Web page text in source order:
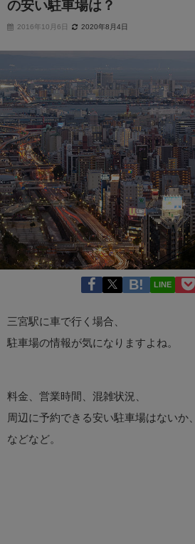
の安い駐車場は？
2016年10月6日 2020年8月4日
LINE
三宮駅に車で行く場合、
駐車場の情報が気になりますよね。
料金、営業時間、混雑状況、
周辺に予約できる安い駐車場はないか、
などなど。